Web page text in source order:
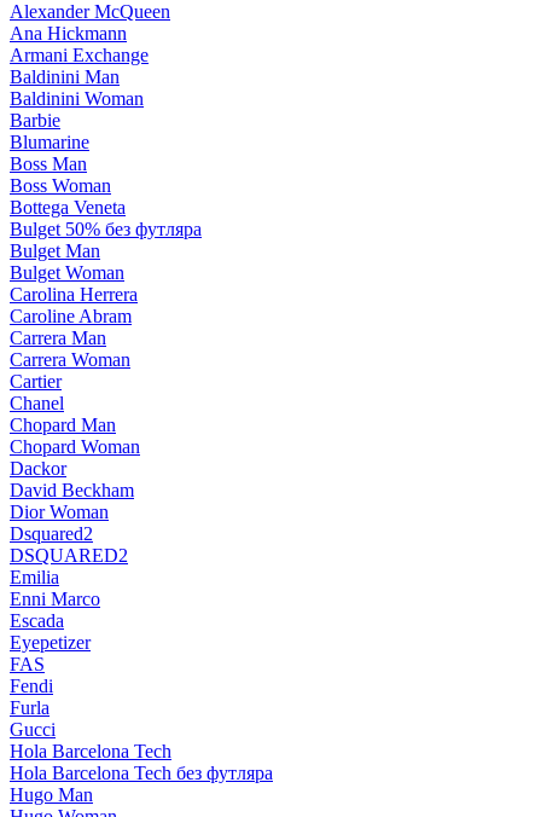
Alexander McQueen
Ana Hickmann
Armani Exchange
Baldinini Man
Baldinini Woman
Barbie
Blumarine
Boss Man
Boss Woman
Bottega Veneta
Bulget 50% без футляра
Bulget Man
Bulget Woman
Carolina Herrera
Caroline Abram
Carrera Man
Carrera Woman
Cartier
Chanel
Chopard Man
Chopard Woman
Dackor
David Beckham
Dior Woman
Dsquared2
DSQUARED2
Emilia
Enni Marco
Escada
Eyepetizer
FAS
Fendi
Furla
Gucci
Hola Barcelona Tech
Hola Barcelona Tech без футляра
Hugo Man